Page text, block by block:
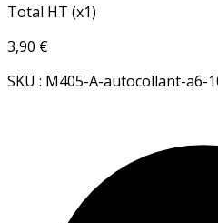
Total HT (x1)
3,90 €
SKU : M405-A-autocollant-a6-